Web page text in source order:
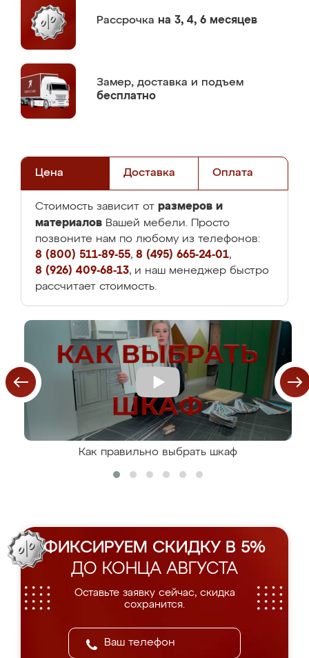
Рассрочка на 3, 4, 6 месяцев
Замер, доставка и подъем
бесплатно
Цена Доставка Оплата
Стоимость зависит от размеров и
материалов Вашей мебели. Просто
позвоните нам по любому из телефонов:
8 (800) 511-89-55, 8 (495) 665-24-01,
8 (926) 409-68-13, и наш менеджер быстро
рассчитает стоимость.
Как правильно выбрать шкаф
ФИКСИРУЕМ СКИДКУ В 5%
ДО КОНЦА АВГУСТА
Оставьте заявку сейчас, скидка
сохранится.